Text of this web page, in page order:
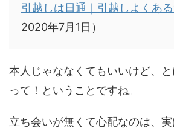
引越しは日通｜引越しよくあ
2020年7月1日）
本人じゃななくてもいいけど、
って！ということですね。
立ち会いが無くて心配なのは、